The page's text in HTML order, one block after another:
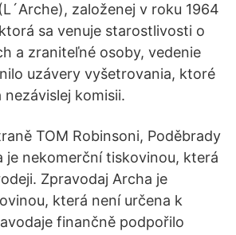
založenej v roku 1964
sa venuje starostlivosti o
a zraniteľné osoby, vedenie
uzávery vyšetrovania, ktoré
komisii.
TOM Robinsoni, Poděbrady
je nekomerční tiskovinou, která
Zpravodaj Archa je
která není určena k
finančně podpořilo